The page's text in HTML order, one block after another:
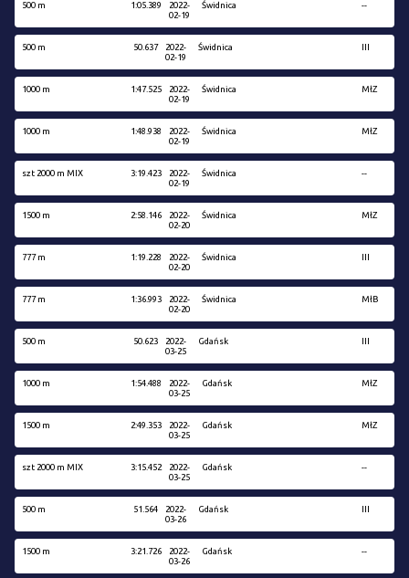
500 m 1:05.389
2022-
02-19
Świdnica --
500 m 50.637
2022-
02-19
Świdnica III
1000 m 1:47.525
2022-
02-19
Świdnica MłZ
1000 m 1:48.938
2022-
02-19
Świdnica MłZ
szt 2000 m MIX 3:19.423
2022-
02-19
Świdnica --
1500 m 2:58.146
2022-
02-20
Świdnica MłZ
777 m 1:19.228
2022-
02-20
Świdnica III
777 m 1:36.993
2022-
02-20
Świdnica MłB
500 m 50.623
2022-
03-25
Gdańsk III
1000 m 1:54.488
2022-
03-25
Gdańsk MłZ
1500 m 2:49.353
2022-
03-25
Gdańsk MłZ
szt 2000 m MIX 3:15.452
2022-
03-25
Gdańsk --
500 m 51.564
2022-
03-26
Gdańsk III
1500 m 3:21.726
2022-
03-26
Gdańsk --